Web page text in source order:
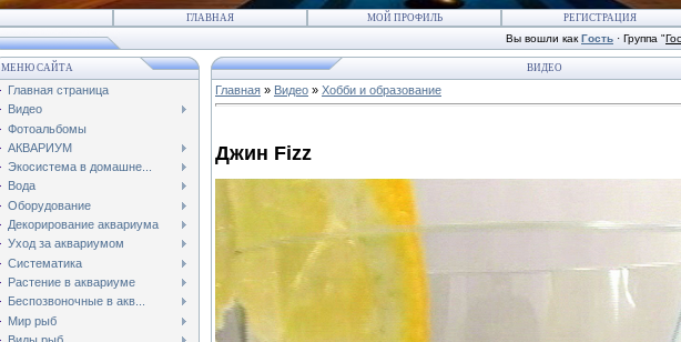
ГЛАВНАЯ МОЙ ПРОФИЛЬ РЕГИСТРАЦИЯ
Вы вошли как Гость · Группа "
МЕНЮ САЙТА
Главная страница
Видео
Фотоальбомы
АКВАРИУМ
Экосистема в домашне...
Вода
Оборудование
Декорирование аквариума
Уход за аквариумом
Систематика
Растение в аквариуме
Беспозвоночные в акв...
Мир рыб
ВИДЕО
Главная » Видео » Хобби и образование
Джин Fizz